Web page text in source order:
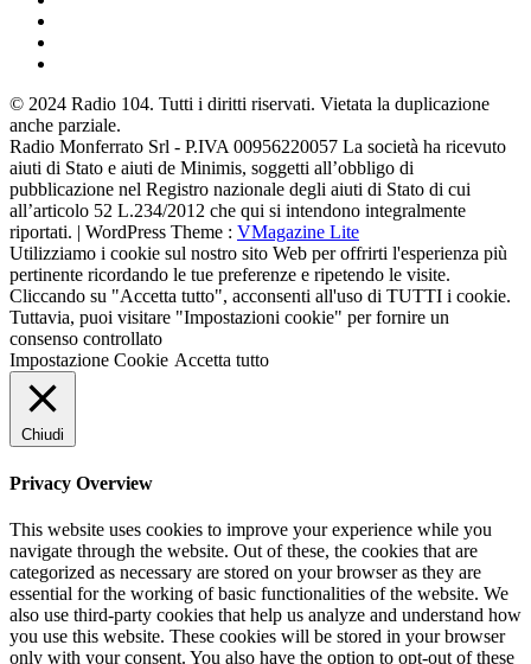
© 2024 Radio 104. Tutti i diritti riservati. Vietata la duplicazione
anche parziale.
Radio Monferrato Srl - P.IVA 00956220057 La società ha ricevuto
aiuti di Stato e aiuti de Minimis, soggetti all’obbligo di
pubblicazione nel Registro nazionale degli aiuti di Stato di cui
all’articolo 52 L.234/2012 che qui si intendono integralmente
riportati. | WordPress Theme : VMagazine Lite
Utilizziamo i cookie sul nostro sito Web per offrirti l'esperienza più
pertinente ricordando le tue preferenze e ripetendo le visite.
Cliccando su "Accetta tutto", acconsenti all'uso di TUTTI i cookie.
Tuttavia, puoi visitare "Impostazioni cookie" per fornire un
consenso controllato
Impostazione Cookie Accetta tutto
Chiudi
Privacy Overview
This website uses cookies to improve your experience while you
navigate through the website. Out of these, the cookies that are
categorized as necessary are stored on your browser as they are
essential for the working of basic functionalities of the website. We
also use third-party cookies that help us analyze and understand how
you use this website. These cookies will be stored in your browser
only with your consent. You also have the option to opt-out of these